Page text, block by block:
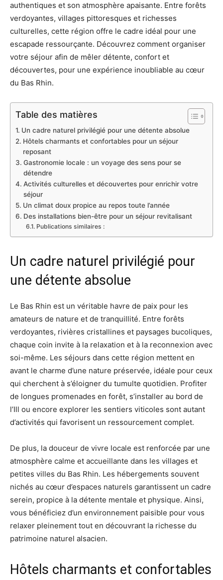
authentiques et son atmosphère apaisante. Entre forêts
verdoyantes, villages pittoresques et richesses
culturelles, cette région offre le cadre idéal pour une
escapade ressourçante. Découvrez comment organiser
votre séjour afin de mêler détente, confort et
découvertes, pour une expérience inoubliable au cœur
du Bas Rhin.
Table des matières
Un cadre naturel privilégié pour une détente absolue
Hôtels charmants et confortables pour un séjour
reposant
Gastronomie locale : un voyage des sens pour se
détendre
Activités culturelles et découvertes pour enrichir votre
séjour
Un climat doux propice au repos toute l’année
Des installations bien-être pour un séjour revitalisant
Publications similaires :
Un cadre naturel privilégié pour
une détente absolue
Le Bas Rhin est un véritable havre de paix pour les
amateurs de nature et de tranquillité. Entre forêts
verdoyantes, rivières cristallines et paysages bucoliques,
chaque coin invite à la relaxation et à la reconnexion avec
soi-même. Les séjours dans cette région mettent en
avant le charme d’une nature préservée, idéale pour ceux
qui cherchent à s’éloigner du tumulte quotidien. Profiter
de longues promenades en forêt, s’installer au bord de
l’Ill ou encore explorer les sentiers viticoles sont autant
d’activités qui favorisent un ressourcement complet.
De plus, la douceur de vivre locale est renforcée par une
atmosphère calme et accueillante dans les villages et
petites villes du Bas Rhin. Les hébergements souvent
nichés au cœur d’espaces naturels garantissent un cadre
serein, propice à la détente mentale et physique. Ainsi,
vous bénéficiez d’un environnement paisible pour vous
relaxer pleinement tout en découvrant la richesse du
patrimoine naturel alsacien.
Hôtels charmants et confortables